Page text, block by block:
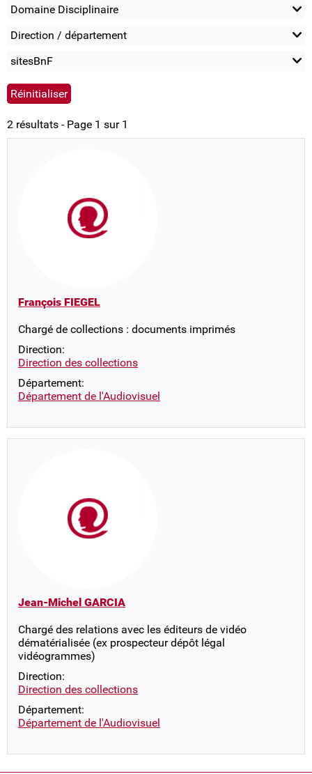
Domaine Disciplinaire
Direction / département
sitesBnF
2 résultats - Page 1 sur 1
François FIEGEL
Chargé de collections : documents imprimés
Direction:
Direction des collections
Département:
Département de l'Audiovisuel
Jean-Michel GARCIA
Chargé des relations avec les éditeurs de vidéo
dématérialisée (ex prospecteur dépôt légal
vidéogrammes)
Direction:
Direction des collections
Département:
Département de l'Audiovisuel